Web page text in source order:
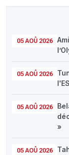
05 AOÛ 2026
05 AOÛ 2026
05 AOÛ 2026
»
05 AOÛ 2026